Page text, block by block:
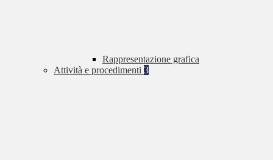
Rappresentazione grafica
Attività e procedimenti 3